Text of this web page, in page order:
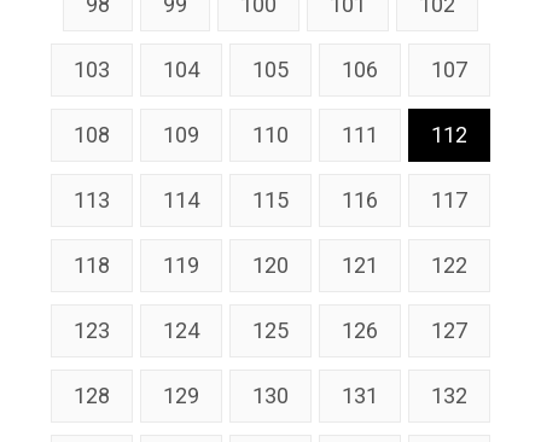
103 104 105 106 107
108 109 110 111 112
113 114 115 116 117
118 119 120 121 122
123 124 125 126 127
128 129 130 131 132